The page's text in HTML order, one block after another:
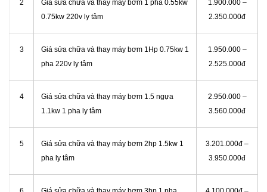
2
Giá sửa chữa và thay máy bơm 1 pha 0.55kw
0.75kw 220v ly tâm
1.900.000 –
2.350.000đ
3
Giá sửa chữa và thay máy bơm 1Hp 0.75kw 1
pha 220v ly tâm
1.950.000 –
2.525.000đ
4
Giá sửa chữa và thay máy bơm 1.5 ngựa
1.1kw 1 pha ly tâm
2.950.000 –
3.560.000đ
5
Giá sửa chữa và thay máy bơm 2hp 1.5kw 1
pha ly tâm
3.201.000đ –
3.950.000đ